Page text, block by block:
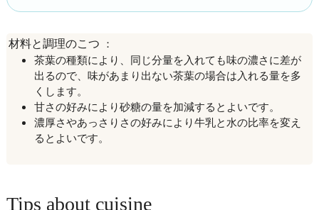
材料と調理のこつ
：
茶葉の種類により、同じ分量を入れても味の濃さに差が
出るので、味があまり出ない茶葉の場合は入れる量を多
くします。
甘さの好みにより砂糖の量を加減するとよいです。
濃厚さやあっさりさの好みにより牛乳と水の比率を変え
るとよいです。
Tips about cuisine